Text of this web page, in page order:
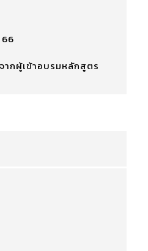
ากผู้เข้าอบรมหลักสูตร